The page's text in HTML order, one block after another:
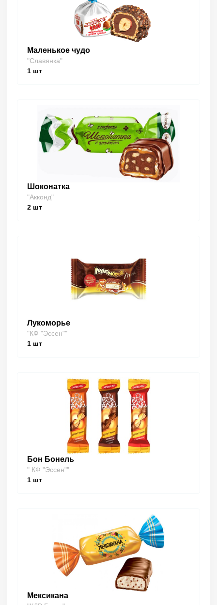
Маленькое чудо
"Славянка"
1 шт
Шоконатка
"Акконд"
2 шт
Лукоморье
"КФ "Эссен""
1 шт
Бон Бонель
" КФ "Эссен""
1 шт
Мексикана